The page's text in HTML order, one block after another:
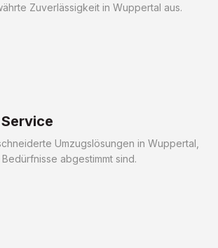
Zuverlässigkeit in Wuppertal aus.
Umzugslösungen in Wuppertal,
abgestimmt sind.